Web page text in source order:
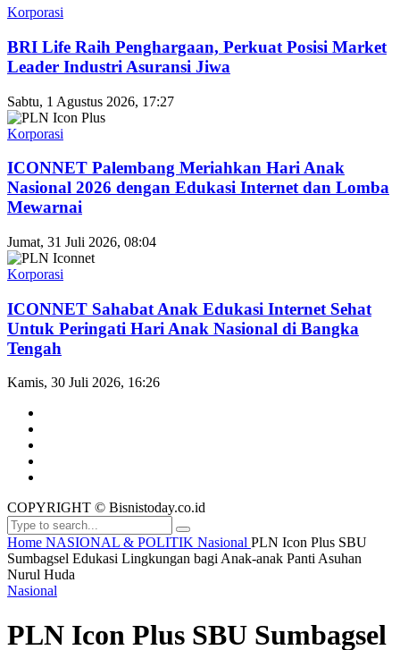
Korporasi
BRI Life Raih Penghargaan, Perkuat Posisi Market
Leader Industri Asuransi Jiwa
Sabtu, 1 Agustus 2026, 17:27
Korporasi
ICONNET Palembang Meriahkan Hari Anak
Nasional 2026 dengan Edukasi Internet dan Lomba
Mewarnai
Jumat, 31 Juli 2026, 08:04
Korporasi
ICONNET Sahabat Anak Edukasi Internet Sehat
Untuk Peringati Hari Anak Nasional di Bangka
Tengah
Kamis, 30 Juli 2026, 16:26
COPYRIGHT © Bisnistoday.co.id
Home NASIONAL & POLITIK Nasional PLN Icon Plus SBU
Sumbagsel Edukasi Lingkungan bagi Anak-anak Panti Asuhan
Nurul Huda
Nasional
PLN Icon Plus SBU Sumbagsel